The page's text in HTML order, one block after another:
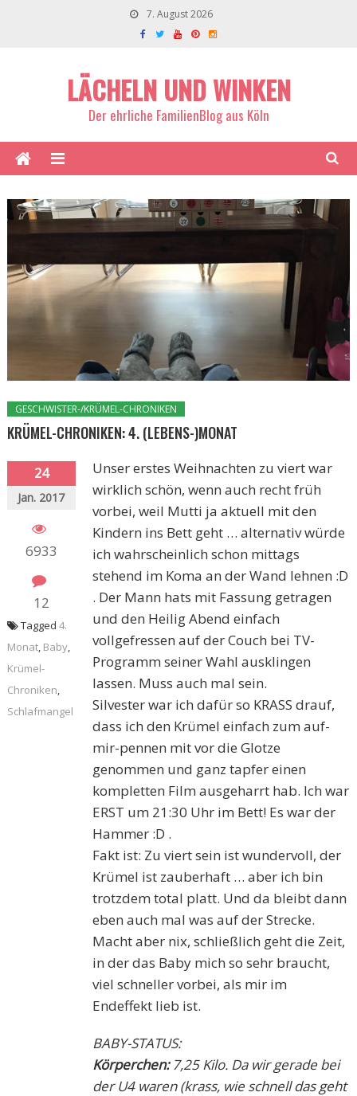
7. August 2026
LÄCHELN UND WINKEN
Der ehrliche FamilienBlog aus Köln
GESCHWISTER-/KRÜMEL-CHRONIKEN
KRÜMEL-CHRONIKEN: 4. (LEBENS-)MONAT
24
Jan. 2017
6933
12
Unser erstes Weihnachten zu viert war
wirklich schön, wenn auch recht früh
vorbei, weil Mutti ja aktuell mit den
Kindern ins Bett geht … alternativ würde
ich wahrscheinlich schon mittags
stehend im Koma an der Wand lehnen :D
. Der Mann hats mit Fassung getragen
und den Heilig Abend einfach
vollgefressen auf der Couch bei TV-
Programm seiner Wahl ausklingen
lassen. Muss auch mal sein.
Silvester war ich dafür so KRASS drauf,
dass ich den Krümel einfach zum auf-
mir-pennen mit vor die Glotze
genommen und ganz tapfer einen
kompletten Film ausgeharrt hab. Ich war
ERST um 21:30 Uhr im Bett! Es war der
Hammer :D .
Fakt ist: Zu viert sein ist wundervoll, der
Krümel ist zauberhaft … aber ich bin
trotzdem total platt. Und da bleibt dann
eben auch mal was auf der Strecke.
Macht aber nix, schließlich geht die Zeit,
in der das Baby mich so sehr braucht,
viel schneller vorbei, als mir im
Endeffekt lieb ist.
BABY-STATUS:
Körperchen:7,25 Kilo. Da wir gerade bei
der U4 waren (krass, wie schnell das geht
Tagged 4.
Monat, Baby,
Krümel-
Chroniken,
Schlafmangel